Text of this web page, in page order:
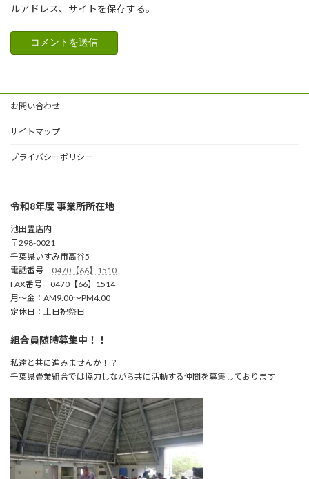
ルアドレス、サイトを保存する。
お問い合わせ
サイトマップ
プライバシーポリシー
令和8年度 事業所所在地
池田畳店内
〒298-0021
千葉県いすみ市高谷5
電話番号 0470【66】1510
FAX番号 0470【66】1514
月～金：AM9:00～PM4:00
定休日：土日祝祭日
組合員随時募集中！！
私達と共に進みませんか！？
千葉県畳業組合では協力しながら共に活動する仲間を募集しております